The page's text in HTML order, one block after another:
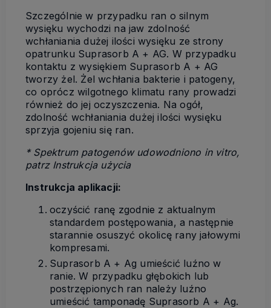
Szczególnie w przypadku ran o silnym
wysięku wychodzi na jaw zdolność
wchłaniania dużej ilości wysięku ze strony
opatrunku Suprasorb A + AG. W przypadku
kontaktu z wysiękiem Suprasorb A + AG
tworzy żel. Żel wchłania bakterie i patogeny,
co oprócz wilgotnego klimatu rany prowadzi
również do jej oczyszczenia. Na ogół,
zdolność wchłaniania dużej ilości wysięku
sprzyja gojeniu się ran.
* Spektrum patogenów udowodniono in vitro,
patrz Instrukcja użycia
Instrukcja aplikacji:
oczyścić ranę zgodnie z aktualnym
standardem postępowania, a następnie
starannie osuszyć okolicę rany jałowymi
kompresami.
Suprasorb A + Ag umieścić luźno w
ranie. W przypadku głębokich lub
postrzępionych ran należy luźno
umieścić tamponadę Suprasorb A + Ag.